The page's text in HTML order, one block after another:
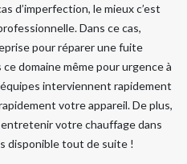
d’imperfection, le mieux c’est
Dans ce cas,
pour réparer une fuite
domaine même pour urgence à
interviennent rapidement
votre appareil. De plus,
votre chauffage dans
disponible tout de suite !